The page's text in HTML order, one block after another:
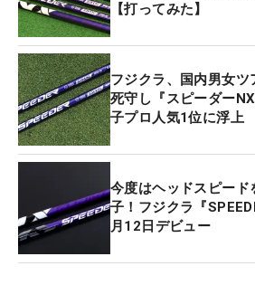
【打ってみた】
フジクラ、国内男女
死守し『スピーダー
子プロ人気1位に浮上
今度はヘッドスピード
子！フジクラ『
月12日デビュー